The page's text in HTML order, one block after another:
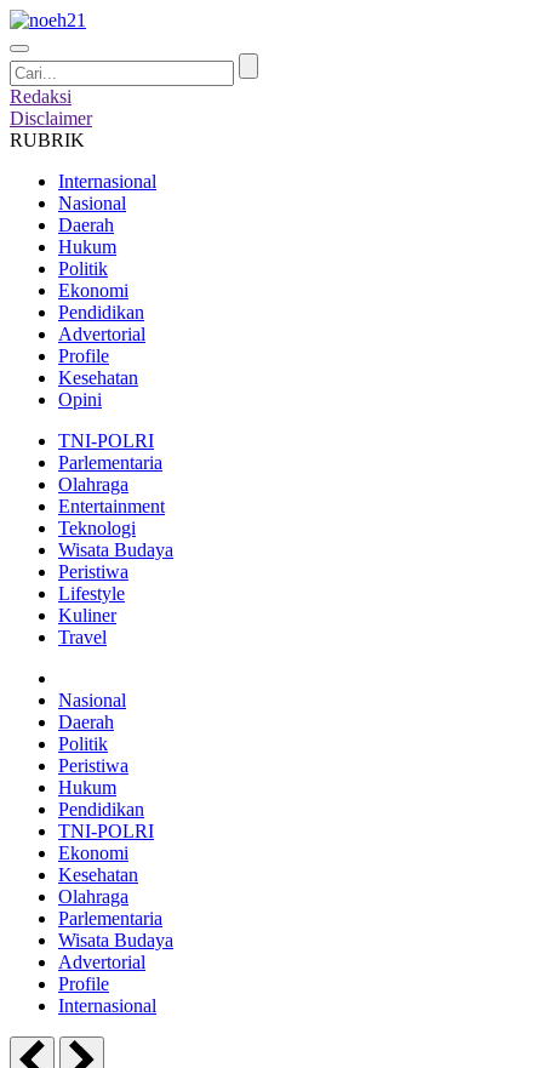
Redaksi
Disclaimer
RUBRIK
Internasional
Nasional
Daerah
Hukum
Politik
Ekonomi
Pendidikan
Advertorial
Profile
Kesehatan
Opini
TNI-POLRI
Parlementaria
Olahraga
Entertainment
Teknologi
Wisata Budaya
Peristiwa
Lifestyle
Kuliner
Travel
Nasional
Daerah
Politik
Peristiwa
Hukum
Pendidikan
TNI-POLRI
Ekonomi
Kesehatan
Olahraga
Parlementaria
Wisata Budaya
Advertorial
Profile
Internasional